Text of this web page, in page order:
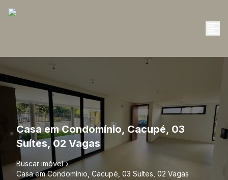
Casa em Condomínio, Cacupé, 03
Suítes, 02 Vagas
Buscar imóvel
Casa em Condomínio, Cacupé, 03 Suítes, 02 Vagas